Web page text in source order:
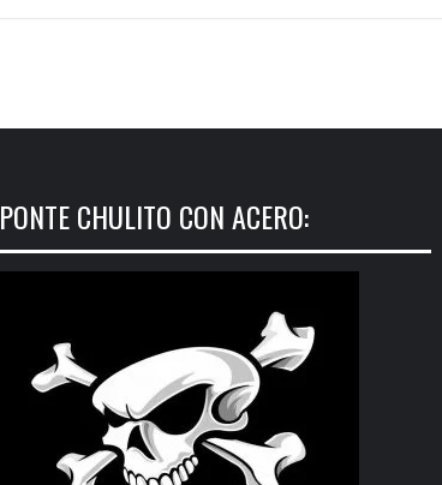
PONTE CHULITO CON ACERO: